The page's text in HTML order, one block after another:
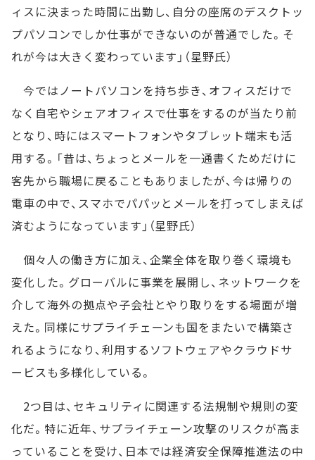
ィスに決まった時間に出勤し、自分の座席のデスクトッ
プパソコンでしか仕事ができないのが普通でした。そ
れが今は大きく変わっています」（星野氏）
今ではノートパソコンを持ち歩き、オフィスだけで
なく自宅やシェアオフィスで仕事をするのが当たり前
となり、時にはスマートフォンやタブレット端末も活
用する。「昔は、ちょっとメールを一通書くためだけに
客先から職場に戻ることもありましたが、今は帰りの
電車の中で、スマホでパパッとメールを打ってしまえば
済むようになっています」（星野氏）
個々人の働き方に加え、企業全体を取り巻く環境も
変化した。グローバルに事業を展開し、ネットワークを
介して海外の拠点や子会社とやり取りをする場面が増
えた。同様にサプライチェーンも国をまたいで構築さ
れるようになり、利用するソフトウェアやクラウドサ
ービスも多様化している。
2つ目は、セキュリティに関連する法規制や規則の変
化だ。特に近年、サプライチェーン攻撃のリスクが高ま
っていることを受け、日本では経済安全保障推進法の中